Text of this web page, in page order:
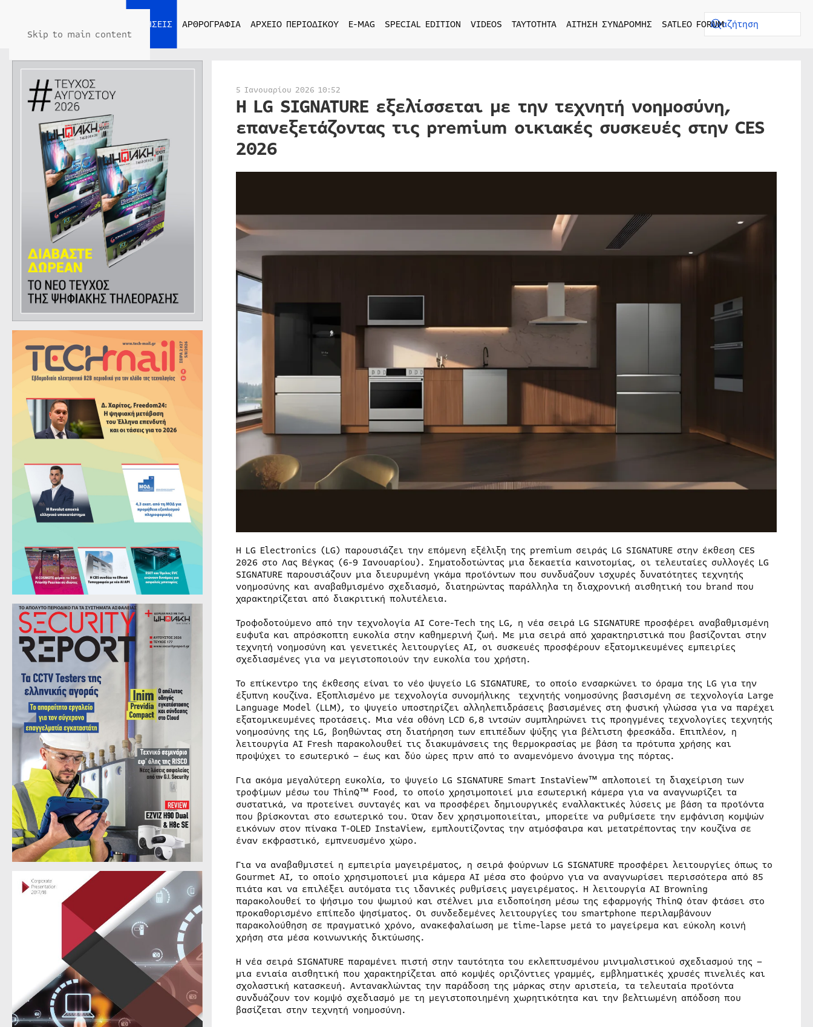
Skip to main content
ΕΙΔΗΣΕΙΣ ΑΡΘΡΟΓΡΑΦΙΑ ΑΡΧΕΙΟ ΠΕΡΙΟΔΙΚΟΥ E-MAG SPECIAL EDITION VIDEOS ΤΑΥΤΟΤΗΤΑ ΑΙΤΗΣΗ ΣΥΝΔΡΟΜΗΣ SATLEO FORUM
5 Ιανουαρίου 2026 10:52
Η LG SIGNATURE εξελίσσεται με την τεχνητή νοημοσύνη,
επανεξετάζοντας τις premium οικιακές συσκευές στην CES
2026
Η LG Electronics (LG) παρουσιάζει την επόμενη εξέλιξη της premium σειράς LG SIGNATURE στην έκθεση CES
2026 στο Λας Βέγκας (6-9 Ιανουαρίου). Σηματοδοτώντας μια δεκαετία καινοτομίας, οι τελευταίες συλλογές LG
SIGNATURE παρουσιάζουν μια διευρυμένη γκάμα προϊόντων που συνδυάζουν ισχυρές δυνατότητες τεχνητής
νοημοσύνης και αναβαθμισμένο σχεδιασμό, διατηρώντας παράλληλα τη διαχρονική αισθητική του brand που
χαρακτηρίζεται από διακριτική πολυτέλεια.
Τροφοδοτούμενο από την τεχνολογία AI Core-Tech της LG, η νέα σειρά LG SIGNATURE προσφέρει αναβαθμισμένη
ευφυΐα και απρόσκοπτη ευκολία στην καθημερινή ζωή. Με μια σειρά από χαρακτηριστικά που βασίζονται στην
τεχνητή νοημοσύνη και γενετικές λειτουργίες AI, οι συσκευές προσφέρουν εξατομικευμένες εμπειρίες
σχεδιασμένες για να μεγιστοποιούν την ευκολία του χρήστη.
Το επίκεντρο της έκθεσης είναι το νέο ψυγείο LG SIGNATURE, το οποίο ενσαρκώνει το όραμα της LG για την
έξυπνη κουζίνα. Εξοπλισμένο με τεχνολογία συνομήλικης τεχνητής νοημοσύνης βασισμένη σε τεχνολογία Large
Language Model (LLM), το ψυγείο υποστηρίζει αλληλεπιδράσεις βασισμένες στη φυσική γλώσσα για να παρέχει
εξατομικευμένες προτάσεις. Μια νέα οθόνη LCD 6,8 ιντσών συμπληρώνει τις προηγμένες τεχνολογίες τεχνητής
νοημοσύνης της LG, βοηθώντας στη διατήρηση των επιπέδων ψύξης για βέλτιστη φρεσκάδα. Επιπλέον, η
λειτουργία AI Fresh παρακολουθεί τις διακυμάνσεις της θερμοκρασίας με βάση τα πρότυπα χρήσης και
προψύχει το εσωτερικό – έως και δύο ώρες πριν από το αναμενόμενο άνοιγμα της πόρτας.
Για ακόμα μεγαλύτερη ευκολία, το ψυγείο LG SIGNATURE Smart InstaView™ απλοποιεί τη διαχείριση των
τροφίμων μέσω του ThinQ™ Food, το οποίο χρησιμοποιεί μια εσωτερική κάμερα για να αναγνωρίζει τα
συστατικά, να προτείνει συνταγές και να προσφέρει δημιουργικές εναλλακτικές λύσεις με βάση τα προϊόντα
που βρίσκονται στο εσωτερικό του. Όταν δεν χρησιμοποιείται, μπορείτε να ρυθμίσετε την εμφάνιση κομψών
εικόνων στον πίνακα T-OLED InstaView, εμπλουτίζοντας την ατμόσφαιρα και μετατρέποντας την κουζίνα σε
έναν εκφραστικό, εμπνευσμένο χώρο.
Για να αναβαθμιστεί η εμπειρία μαγειρέματος, η σειρά φούρνων LG SIGNATURE προσφέρει λειτουργίες όπως το
Gourmet AI, το οποίο χρησιμοποιεί μια κάμερα AI μέσα στο φούρνο για να αναγνωρίσει περισσότερα από 85
πιάτα και να επιλέξει αυτόματα τις ιδανικές ρυθμίσεις μαγειρέματος. Η λειτουργία AI Browning
παρακολουθεί το ψήσιμο του ψωμιού και στέλνει μια ειδοποίηση μέσω της εφαρμογής ThinQ όταν φτάσει στο
προκαθορισμένο επίπεδο ψησίματος. Οι συνδεδεμένες λειτουργίες του smartphone περιλαμβάνουν
παρακολούθηση σε πραγματικό χρόνο, ανακεφαλαίωση με time-lapse μετά το μαγείρεμα και εύκολη κοινή
χρήση στα μέσα κοινωνικής δικτύωσης.
Η νέα σειρά SIGNATURE παραμένει πιστή στην ταυτότητα του εκλεπτυσμένου μινιμαλιστικού σχεδιασμού της –
μια ενιαία αισθητική που χαρακτηρίζεται από κομψές οριζόντιες γραμμές, εμβληματικές χρυσές πινελιές και
σχολαστική κατασκευή. Αντανακλώντας την παράδοση της μάρκας στην αριστεία, τα τελευταία προϊόντα
συνδυάζουν τον κομψό σχεδιασμό με τη μεγιστοποιημένη χωρητικότητα και την βελτιωμένη απόδοση που
βασίζεται στην τεχνητή νοημοσύνη.